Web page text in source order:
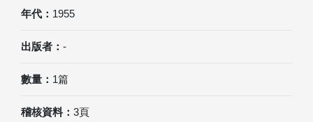
年代： 1955
出版者： -
數量： 1篇
稽核資料： 3頁